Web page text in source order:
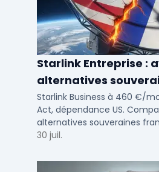
Starlink Entreprise :
alternatives
françaises 2026
Starlink Business à 460 €/
Act, dépendance US.
alternatives souveraines
ETI multi-sites. Avis terrain
30 juil.